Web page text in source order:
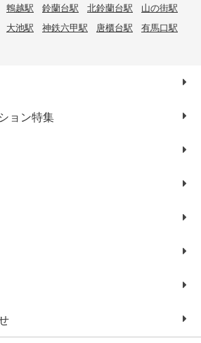
鵯越駅 鈴蘭台駅 北鈴蘭台駅
山の街駅
大池駅 神鉄六甲駅 唐櫃台駅
有馬口駅
ョン特集